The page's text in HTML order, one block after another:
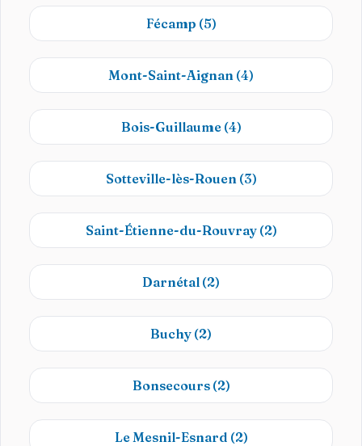
Fécamp (5)
Mont-Saint-Aignan (4)
Bois-Guillaume (4)
Sotteville-lès-Rouen (3)
Saint-Étienne-du-Rouvray (2)
Darnétal (2)
Buchy (2)
Bonsecours (2)
Le Mesnil-Esnard (2)